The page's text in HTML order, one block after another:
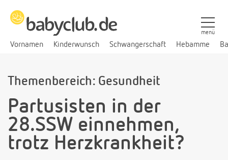
Vornamen Kinderwunsch Schwangerschaft Hebamme
menü
Themenbereich: Gesundheit
Partusisten in der
28.SSW einnehmen,
trotz Herzkrankheit?